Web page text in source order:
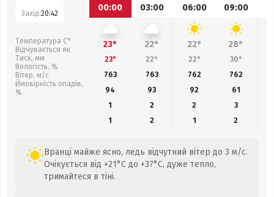
Захід:20:42
Температура С°
Відчувається як
Тиск, мм
Вологість, %
Вітер, м/с
Ймовірність опадів,
%
00:00
03:00 06:00 09:00
23° 22° 22° 28°
23° 22° 22° 30°
763
763 762 762
94
93 92 61
1
2 2
3
1
2 1 2
Вранці майже ясно, ледь відчутний вітер до 3 м/с.
Очікується від +21°C до +37°C, дуже тепло,
тримайтеся в тіні.